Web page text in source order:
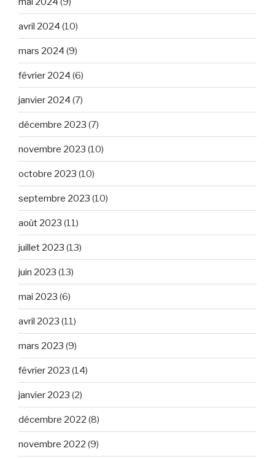
avril 2024 (10)
mars 2024 (9)
février 2024 (6)
janvier 2024 (7)
décembre 2023 (7)
novembre 2023 (10)
octobre 2023 (10)
septembre 2023 (10)
août 2023 (11)
juillet 2023 (13)
juin 2023 (13)
mai 2023 (6)
avril 2023 (11)
mars 2023 (9)
février 2023 (14)
janvier 2023 (2)
décembre 2022 (8)
novembre 2022 (9)